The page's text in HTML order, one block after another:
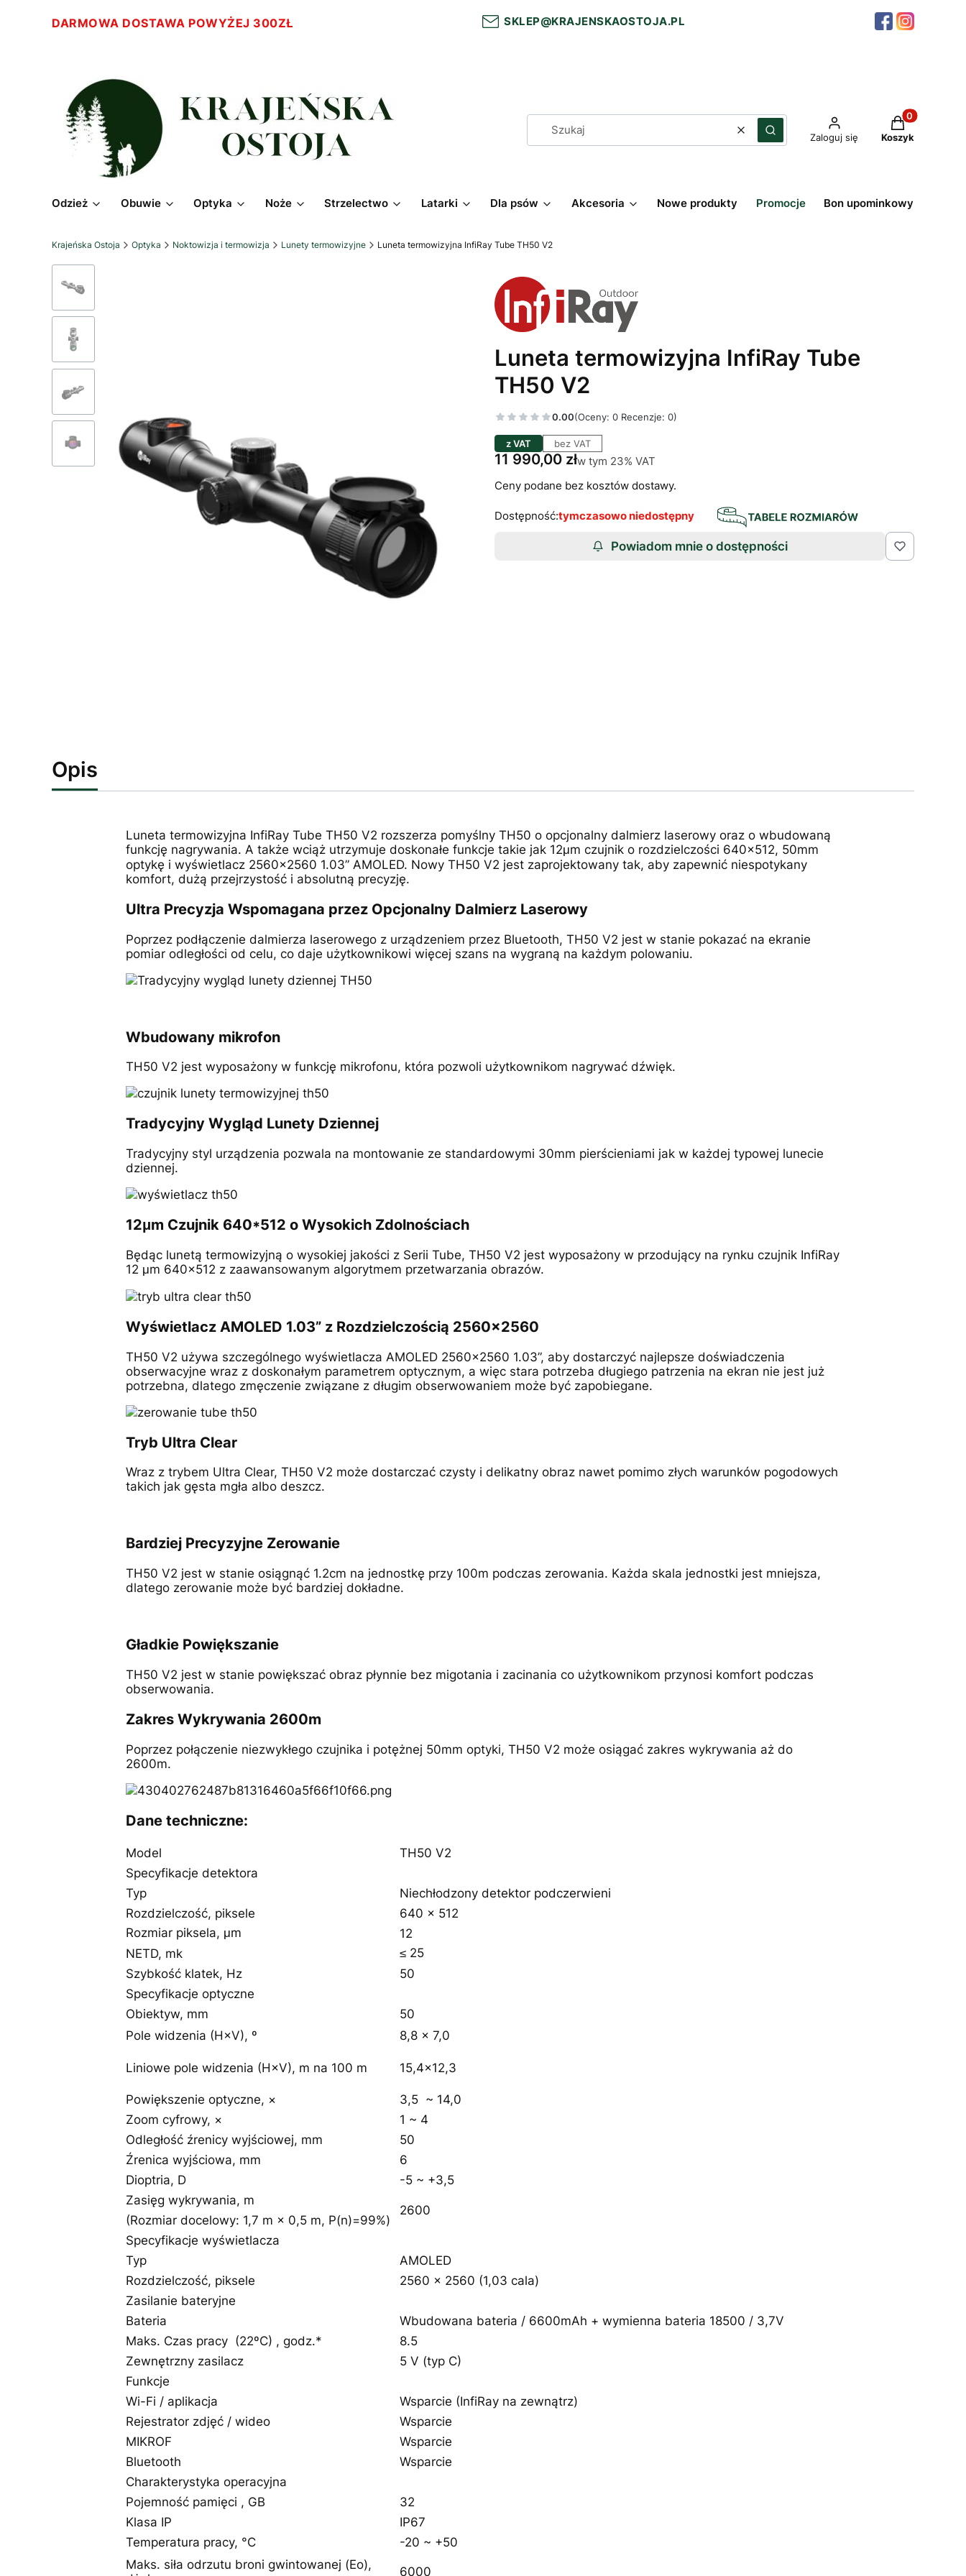
DARMOWA DOSTAWA POWYŻEJ 300ZŁ SKLEP@KRAJENSKAOSTOJA.PL
WyczyśćSzukaj Zaloguj się
Produkty w
Koszyk
Odzież Obuwie Optyka Noże Strzelectwo Latarki Dla psów Akcesoria Nowe produkty Promocje Bon upominkowy
Krajeńska Ostoja Optyka Noktowizja i termowizja Lunety termowizyjne Luneta termowizyjna InfiRay Tube TH50 V2
Luneta termowizyjna InfiRay Tube
TH50 V2
0.00(Oceny: 0 Recenzje: 0)
z VAT bez VAT
Cena
11 990,00 złw tym 23% VAT
w tym 23% VAT
Ceny podane bez kosztów dostawy.
Dostępność:tymczasowo niedostępny
Powiadom mnie o dostępności
Opis
Luneta termowizyjna InfiRay Tube TH50 V2 rozszerza pomyślny TH50 o opcjonalny dalmierz laserowy oraz o wbudowaną
funkcję nagrywania. A także wciąż utrzymuje doskonałe funkcje takie jak 12μm czujnik o rozdzielczości 640x512, 50mm
optykę i wyświetlacz 2560x2560 1.03” AMOLED. Nowy TH50 V2 jest zaprojektowany tak, aby zapewnić niespotykany
komfort, dużą przejrzystość i absolutną precyzję.
Ultra Precyzja Wspomagana przez Opcjonalny Dalmierz Laserowy
Poprzez podłączenie dalmierza laserowego z urządzeniem przez Bluetooth, TH50 V2 jest w stanie pokazać na ekranie
pomiar odległości od celu, co daje użytkownikowi więcej szans na wygraną na każdym polowaniu.
Wbudowany mikrofon
TH50 V2 jest wyposażony w funkcję mikrofonu, która pozwoli użytkownikom nagrywać dźwięk.
Tradycyjny Wygląd Lunety Dziennej
Tradycyjny styl urządzenia pozwala na montowanie ze standardowymi 30mm pierścieniami jak w każdej typowej lunecie
dziennej.
12μm Czujnik 640*512 o Wysokich Zdolnościach
Będąc lunetą termowizyjną o wysokiej jakości z Serii Tube, TH50 V2 jest wyposażony w przodujący na rynku czujnik InfiRay
12 μm 640x512 z zaawansowanym algorytmem przetwarzania obrazów.
Wyświetlacz AMOLED 1.03” z Rozdzielczością 2560x2560
TH50 V2 używa szczególnego wyświetlacza AMOLED 2560x2560 1.03”, aby dostarczyć najlepsze doświadczenia
obserwacyjne wraz z doskonałym parametrem optycznym, a więc stara potrzeba długiego patrzenia na ekran nie jest już
potrzebna, dlatego zmęczenie związane z długim obserwowaniem może być zapobiegane.
Tryb Ultra Clear
Wraz z trybem Ultra Clear, TH50 V2 może dostarczać czysty i delikatny obraz nawet pomimo złych warunków pogodowych
takich jak gęsta mgła albo deszcz.
Bardziej Precyzyjne Zerowanie
TH50 V2 jest w stanie osiągnąć 1.2cm na jednostkę przy 100m podczas zerowania. Każda skala jednostki jest mniejsza,
dlatego zerowanie może być bardziej dokładne.
Gładkie Powiększanie
TH50 V2 jest w stanie powiększać obraz płynnie bez migotania i zacinania co użytkownikom przynosi komfort podczas
obserwowania.
Zakres Wykrywania 2600m
Poprzez połączenie niezwykłego czujnika i potężnej 50mm optyki, TH50 V2 może osiągać zakres wykrywania aż do
2600m.
Dane techniczne:
Model
TH50 V2
Specyfikacje detektora
Typ
Niechłodzony detektor podczerwieni
Rozdzielczość, piksele
640 × 512
Rozmiar piksela, μm
12
NETD, mk
≤ 25
Szybkość klatek, Hz
50
Specyfikacje optyczne
Obiektyw, mm
50
Pole widzenia (H×V), º
8,8 × 7,0
Liniowe pole widzenia (H×V), m na 100 m 15,4×12,3
Powiększenie optyczne, ×
3,5 ~ 14,0
Zoom cyfrowy, ×
1 ~ 4
Odległość źrenicy wyjściowej, mm
50
Źrenica wyjściowa, mm
6
Dioptria, D
-5 ~ +3,5
Zasięg wykrywania, m
2600
(Rozmiar docelowy: 1,7 m × 0,5 m, P(n)=99%)
Specyfikacje wyświetlacza
Typ
AMOLED
Rozdzielczość, piksele
2560 × 2560 (1,03 cala)
Zasilanie bateryjne
Bateria
Wbudowana bateria / 6600mAh + wymienna bateria 18500 / 3,7V
Maks. Czas pracy (22ºC) , godz.*
8.5
Zewnętrzny zasilacz
5 V (typ C)
Funkcje
Wi-Fi / aplikacja
Wsparcie (InfiRay na zewnątrz)
Rejestrator zdjęć / wideo
Wsparcie
MIKROF
Wsparcie
Bluetooth
Wsparcie
Charakterystyka operacyjna
Pojemność pamięci , GB
32
Klasa IP
IP67
Temperatura pracy, °C
-20 ~ +50
Maks. siła odrzutu broni gwintowanej (Eo),
6000